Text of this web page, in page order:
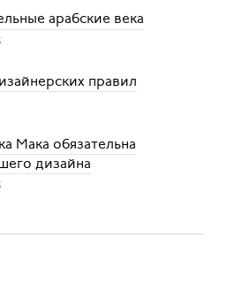
арабские века
правил
Мака обязательна
дизайна